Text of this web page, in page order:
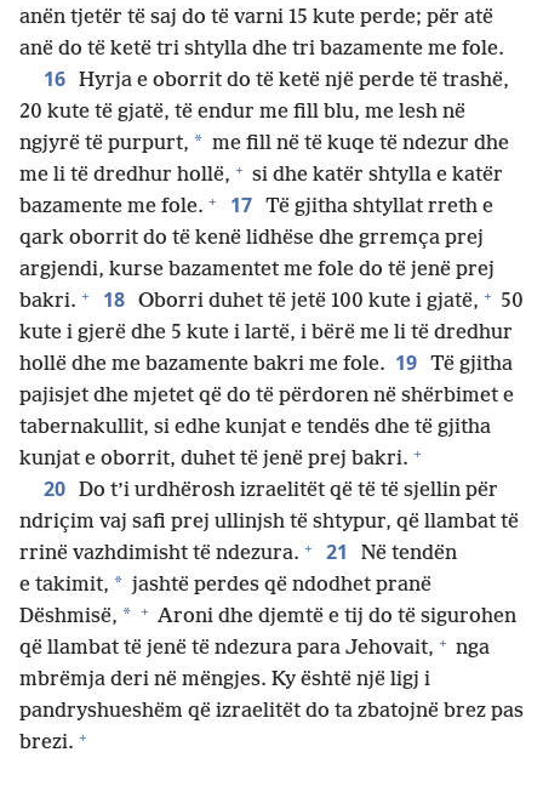
anën tjetër të saj do të varni 15 kute perde; për atë
anë do të ketë tri shtylla dhe tri bazamente me fole.
16 Hyrja e oborrit do të ketë një perde të trashë,
20 kute të gjatë, të endur me fill blu, me lesh në
ngjyrë të purpurt, * me fill në të kuqe të ndezur dhe
me li të dredhur hollë, + si dhe katër shtylla e katër
bazamente me fole. + 17 Të gjitha shtyllat rreth e
qark oborrit do të kenë lidhëse dhe grremça prej
argjendi, kurse bazamentet me fole do të jenë prej
bakri. + 18 Oborri duhet të jetë 100 kute i gjatë, + 50
kute i gjerë dhe 5 kute i lartë, i bërë me li të dredhur
hollë dhe me bazamente bakri me fole. 19 Të gjitha
pajisjet dhe mjetet që do të përdoren në shërbimet e
tabernakullit, si edhe kunjat e tendës dhe të gjitha
kunjat e oborrit, duhet të jenë prej bakri. +
20 Do t’i urdhërosh izraelitët që të të sjellin për
ndriçim vaj safi prej ullinjsh të shtypur, që llambat të
rrinë vazhdimisht të ndezura. + 21
Në tendën
e takimit, * jashtë perdes që ndodhet pranë
Dëshmisë, * + Aroni dhe djemtë e tij do të sigurohen
që llambat të jenë të ndezura para Jehovait, + nga
mbrëmja deri në mëngjes. Ky është një ligj i
pandryshueshëm që izraelitët do ta zbatojnë brez pas
brezi. +